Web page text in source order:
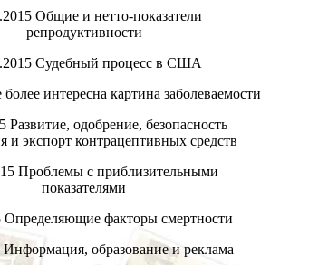
Общие и нетто-показатели
репродуктивности
Судебный процесс в США
интересна картина заболеваемости
Развитие, одобрение, безопасность
и экспорт контрацептивных средств
Проблемы с приблизительными
показателями
Определяющие факторы смертности
Информация, образование и реклама